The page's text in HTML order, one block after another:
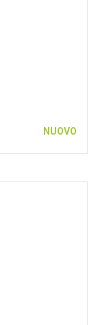
NUOVO